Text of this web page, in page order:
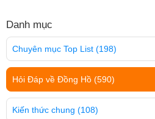
Danh mục
Chuyên mục Top List (198)
Hỏi Đáp về Đồng Hồ (590)
Kiến thức chung (108)